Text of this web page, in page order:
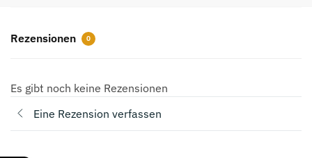
Rezensionen 0
Es gibt noch keine Rezensionen
Eine Rezension verfassen